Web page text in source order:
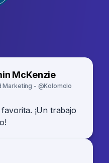
McKenzie
Marketing - @Kolomolo
¡Un trabajo